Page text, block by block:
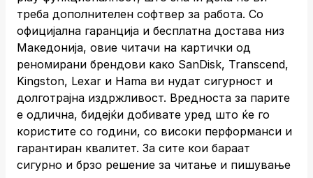
треба дополнителен софтвер за работа. Со
официјална гаранција и бесплатна достава низ
Македонија, овие читачи на картички од
реномирани брендови како SanDisk, Transcend,
Kingston, Lexar и Hama ви нудат сигурност и
долготрајна издржливост. Вредноста за парите
е одлична, бидејќи добивате уред што ќе го
користите со години, со високи перформанси и
гарантиран квалитет. За сите кои бараат
сигурно и брзо решение за читање и пишување